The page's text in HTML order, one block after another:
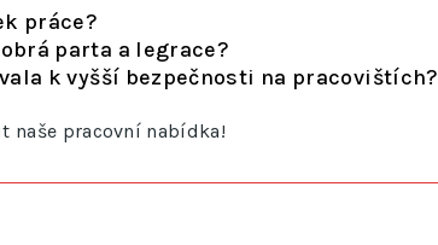
práce?
parta a legrace?
k vyšší bezpečnosti na pracovištích?
naše pracovní nabídka!